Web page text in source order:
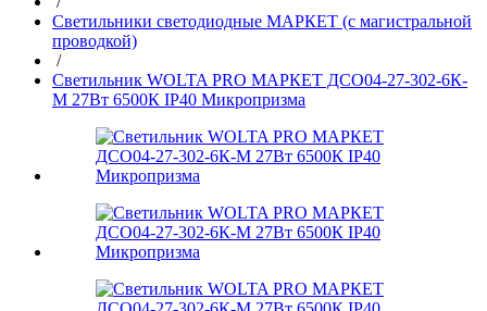
Светильники светодиодные МАРКЕТ (с магистральной
проводкой)
/
Светильник WOLTA PRO МАРКЕТ ДСО04-27-302-6К-
М 27Вт 6500К IP40 Микропризма